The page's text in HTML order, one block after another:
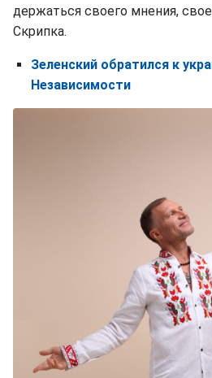
держаться своего мнения,
Скрипка.
Зеленский обратился к
Независимости